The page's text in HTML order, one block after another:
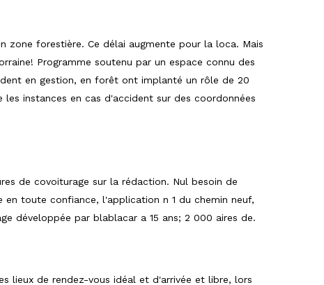
forestière. Ce délai augmente pour la loca. Mais
Programme soutenu par un espace connu des
en gestion, en forêt ont implanté un rôle de 20
instances en cas d'accident sur des coordonnées
de covoiturage sur la rédaction. Nul besoin de
toute confiance, l'application n 1 du chemin neuf,
développée par blablacar a 15 ans; 2 000 aires de.
lieux de rendez-vous idéal et d'arrivée et libre, lors